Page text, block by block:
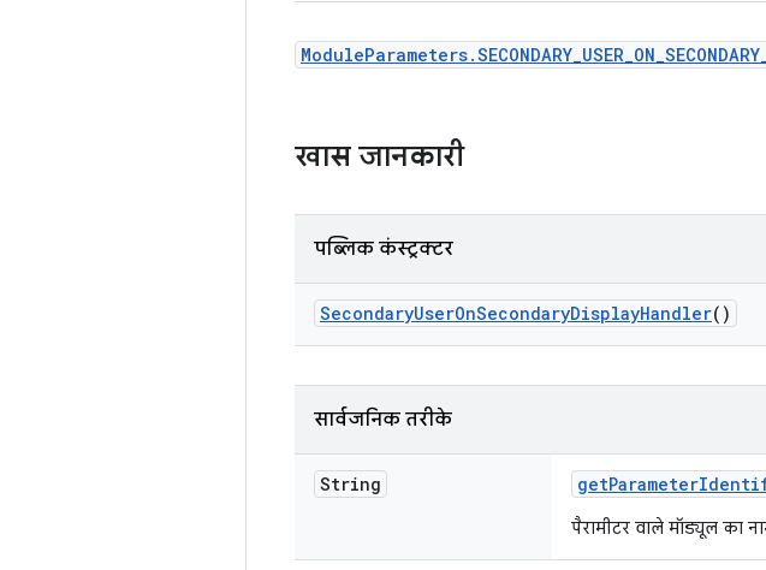
खास जानकारी
पब्लिक कंस्ट्रक्टर
SecondaryUserOnSecondaryDisplayHandler()
सार्वजनिक तरीके
String getParameter
पैरामीटर वाले मॉड्यूल का